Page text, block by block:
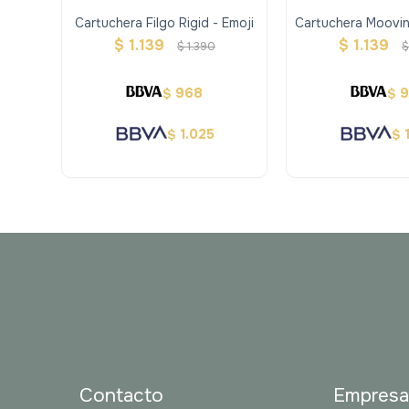
Cartuchera Filgo Rigid - Emoji
$ 1.139 $1.390
$ 968
$ 1.025
Cartuchera
Star
$ 1.139 $
$
$
Contacto Empresa